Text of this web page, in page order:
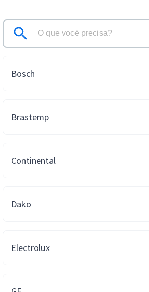
Bosch
Brastemp
Continental
Dako
Electrolux